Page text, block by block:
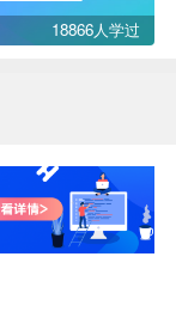
18866人学过